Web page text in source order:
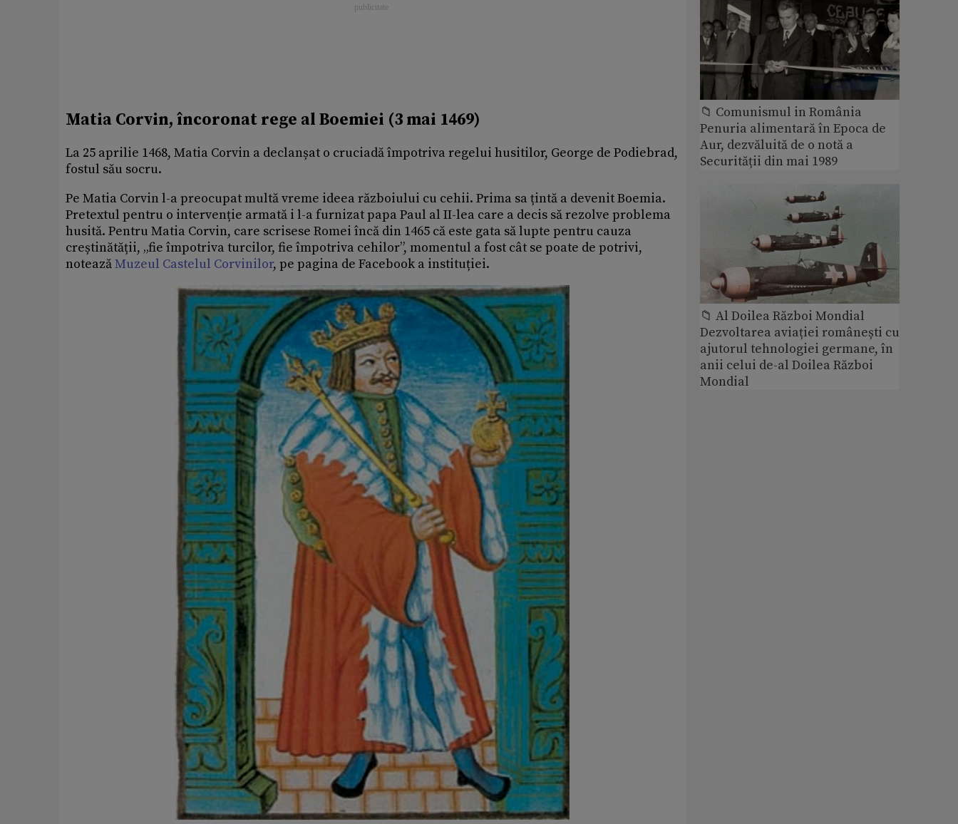
Matia Corvin, încoronat rege al Boemiei (3 mai 1469)
La 25 aprilie 1468, Matia Corvin a declanșat o cruciadă împotriva regelui husitilor, George de Podiebrad,
fostul său socru.
Pe Matia Corvin l-a preocupat multă vreme ideea războiului cu cehii. Prima sa țintă a devenit Boemia.
Pretextul pentru o intervenție armată i l-a furnizat papa Paul al II-lea care a decis să rezolve problema
husită. Pentru Matia Corvin, care scrisese Romei încă din 1465 că este gata să lupte pentru cauza
creștinătății, „fie împotriva turcilor, fie împotriva cehilor”, momentul a fost cât se poate de potrivi,
noteazăMuzeul Castelul Corvinilor, pe pagina de Facebook a instituției.
📁 Comunismul in România
Penuria alimentară în Epoca de
Aur, dezvăluită de o notă a
Securității din mai 1989
📁 Al Doilea Război Mondial
Dezvoltarea aviației românești cu
ajutorul tehnologiei germane, în
anii celui de-al Doilea Război
Mondial